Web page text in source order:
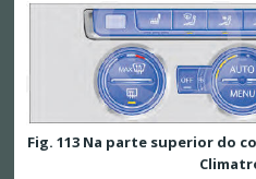
Fig. 113 Na parte superior do